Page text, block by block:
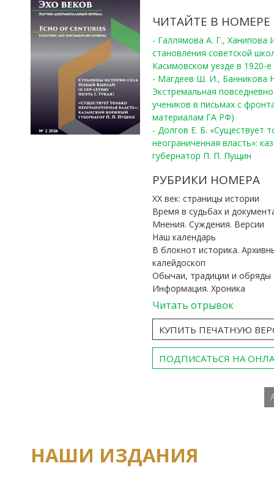
ЧИТАЙТЕ В НОМЕРЕ
- Галлямова А. Г.,
становления советской
Касимовском уезде в 1920-е
- Магдеев Ш. И., Банникова
Экстремальная
учеников в письмах с
материалам ГА РФ)
- Долгов Е. Б. «Существует
неограниченная власть»:
губернатор П. П. Пущин
РУБРИКИ НОМЕРА
ХХ век: страницы истории
Время в судьбах и
Мнения. Суждения. Версии
Наш календарь
В блокнот историка.
калейдоскоп
Обычаи, традиции и обряды
Информация. Хроника
Читать отрывок
КУПИТЬ ПЕЧАТНУЮ
ПОДПИСАТЬСЯ НА
НАШИ ИЗДАНИЯ